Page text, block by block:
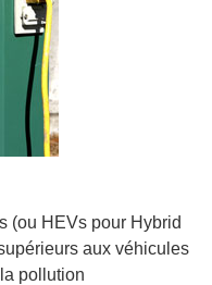
(ou HEVs pour Hybrid
aux véhicules
pollution